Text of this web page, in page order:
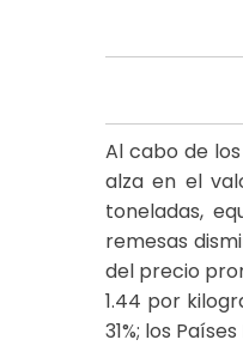
Al cabo de
alza en el
toneladas,
remesas
del precio
1.44 por
31%; los